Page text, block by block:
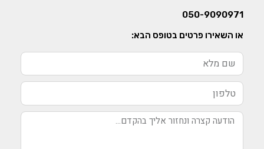
050-9090971
או השאירו פרטים בטופס הבא: